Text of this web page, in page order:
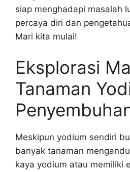
siap menghadapi masalah
percaya diri dan
Mari kita mulai!
Eksplorasi
Tanaman
Meskipun yodium sendiri
banyak tanaman
kaya yodium atau memiliki